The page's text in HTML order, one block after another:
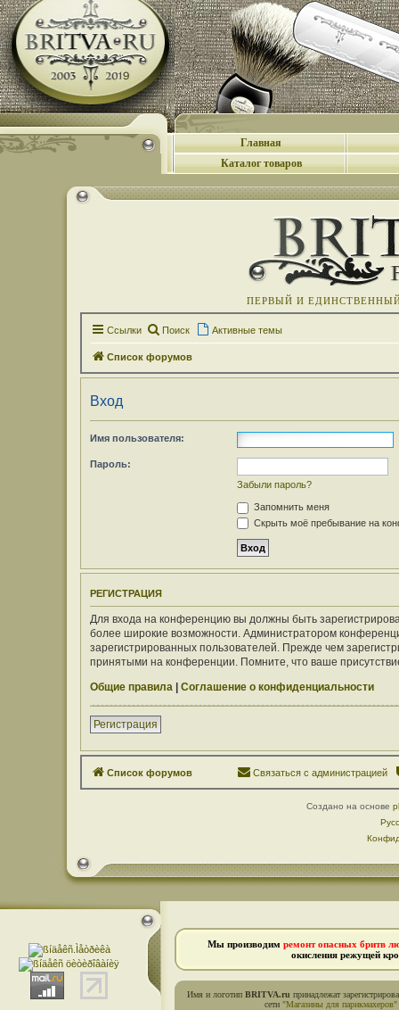
Главная
Каталог товаров
ПЕРВЫЙ И
Ссылки Поиск Активные темы
Список форумов
Вход
Имя пользователя:
Пароль:
Забыли пароль?
Запомнить меня
Скрыть моё пребывание на
РЕГИСТРАЦИЯ
Для входа на конференцию вы должны быть
более широкие возможности. Администратором
зарегистрированных пользователей. Прежде чем
принятыми на конференции. Помните, что ваше
Общие правила | Соглашение о конфиденциальности
Регистрация
Список форумов Связаться с администрацией
Создано на основе
Мы производим ремонт опасных бритв
окисления режущей
Имя и логотип BRITVA.ru принадлежат
сети "Магазины для парикмахеров"